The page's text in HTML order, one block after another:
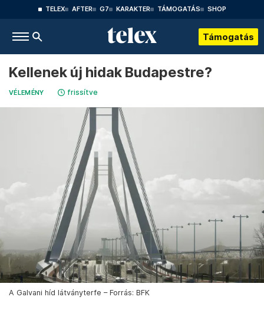
TELEX AFTER G7 KARAKTER TÁMOGATÁS SHOP
Támogatás
Kellenek új hidak Budapestre?
VÉLEMÉNY frissítve
A Galvani híd látványterfe – Forrás: BFK